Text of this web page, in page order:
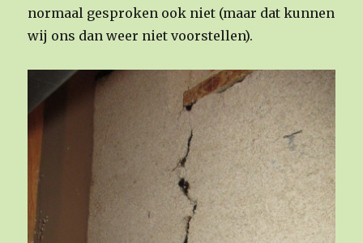
normaal gesproken ook niet (maar dat kunnen
wij ons dan weer niet voorstellen).